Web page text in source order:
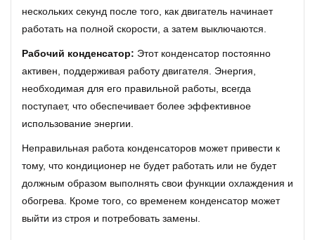
нескольких секунд после того, как двигатель начинает
работать на полной скорости, а затем выключаются.
Рабочий конденсатор: Этот конденсатор постоянно
активен, поддерживая работу двигателя. Энергия,
необходимая для его правильной работы, всегда
поступает, что обеспечивает более эффективное
использование энергии.
Неправильная работа конденсаторов может привести к
тому, что кондиционер не будет работать или не будет
должным образом выполнять свои функции охлаждения и
обогрева. Кроме того, со временем конденсатор может
выйти из строя и потребовать замены.